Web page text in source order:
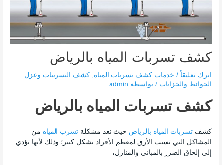
كشف تسربات المياه بالرياض
اترك تعليقاً / خدمات كشف تسربات المياه,كشف التسريبات وعزل
الحوائط والخزانات / بواسطة admin
كشف تسربات المياه بالرياض
كشفتسربات المياه بالرياض حيث تعد مشكلةتسرب المياه من
المشاكل التي تسبب الأرق لمعظم الأفراد بشكل كبير؛ وذلك لأنها تؤدي
إلى إلحاق الضرر بالمباني والمنازل،